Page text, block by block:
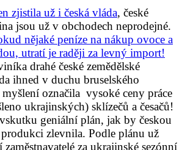
zjistila už i česká vláda, české
jsou už v obchodech neprodejné.
nějaké peníze na nákup ovoce a
utratí je raději za levný import!
drahé české zemědělské
ihned v duchu bruselského
označila vysoké ceny práce
ukrajinských) sklízečů a česačů!
geniální plán, jak by českou
zlevnila. Podle plánu už
zaměstnavatelé za ukrajinské sezónní